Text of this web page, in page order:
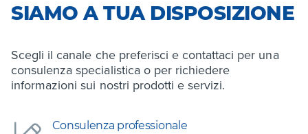
SIAMO A TUA DISPOSIZIONE
Scegli il canale che preferisci e contattaci per una
consulenza specialistica o per richiedere
informazioni sui nostri prodotti e servizi.
Consulenza professionale